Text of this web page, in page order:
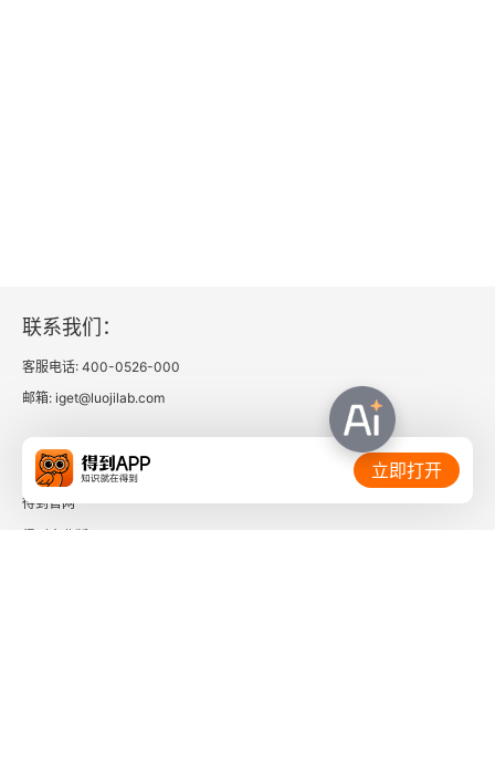
联系我们：
客服电话: 400-0526-000
邮箱: iget@luojilab.com
相关链接：
得到官网
立即打开